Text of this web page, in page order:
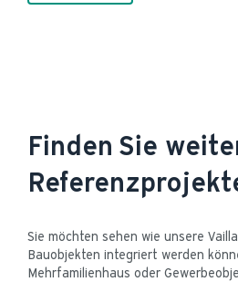
Finden Sie
Sie möchten sehen wie unsere
Bauobjekten integriert werden
Mehrfamilienhaus oder